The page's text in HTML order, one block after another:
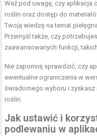
Weź pod uwagę, czy aplikacja
roślin oraz dostęp do
Twoją wiedzę na temat
Przemyśl także, czy
zaawansowanych funkcji,
Nie zapomnij sprawdzić, czy
ewentualne ograniczenia w
świadomego wyboru i
roślin.
Jak ustawić i
podlewaniu w